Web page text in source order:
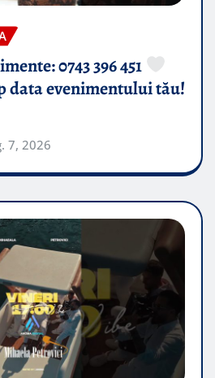
0743 396 451
data evenimentului tău!
7, 2026